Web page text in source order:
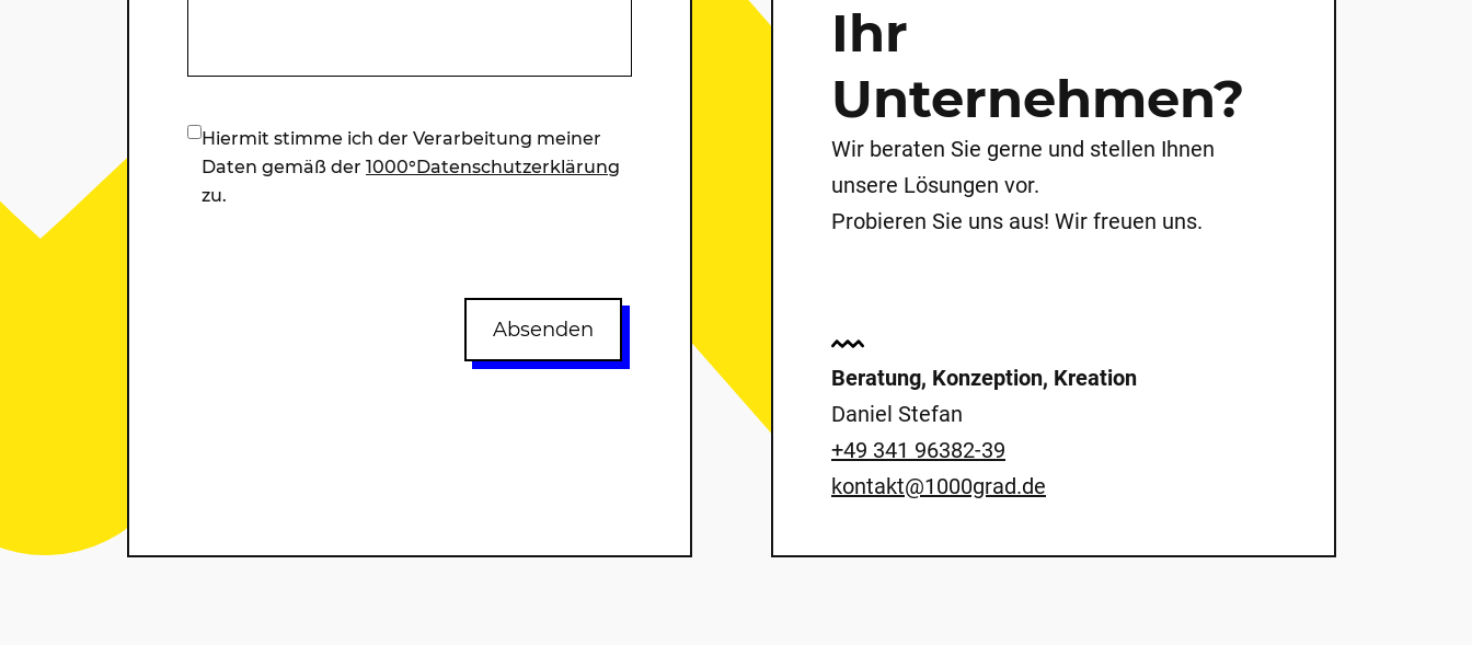
Hiermit stimme ich der Verarbeitung meiner
Daten gemäß der 1000°Datenschutzerklärung
zu.
Absenden
Ihr
Unternehmen?
Wir beraten Sie gerne und stellen Ihnen
unsere Lösungen vor.
Probieren Sie uns aus! Wir freuen uns.
Beratung, Konzeption, Kreation
Daniel Stefan
+49 341 96382-39
kontakt@1000grad.de